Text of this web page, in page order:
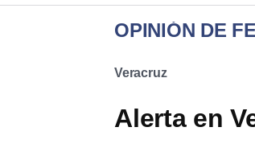
OPINIÓN DE
Veracruz
Alerta en